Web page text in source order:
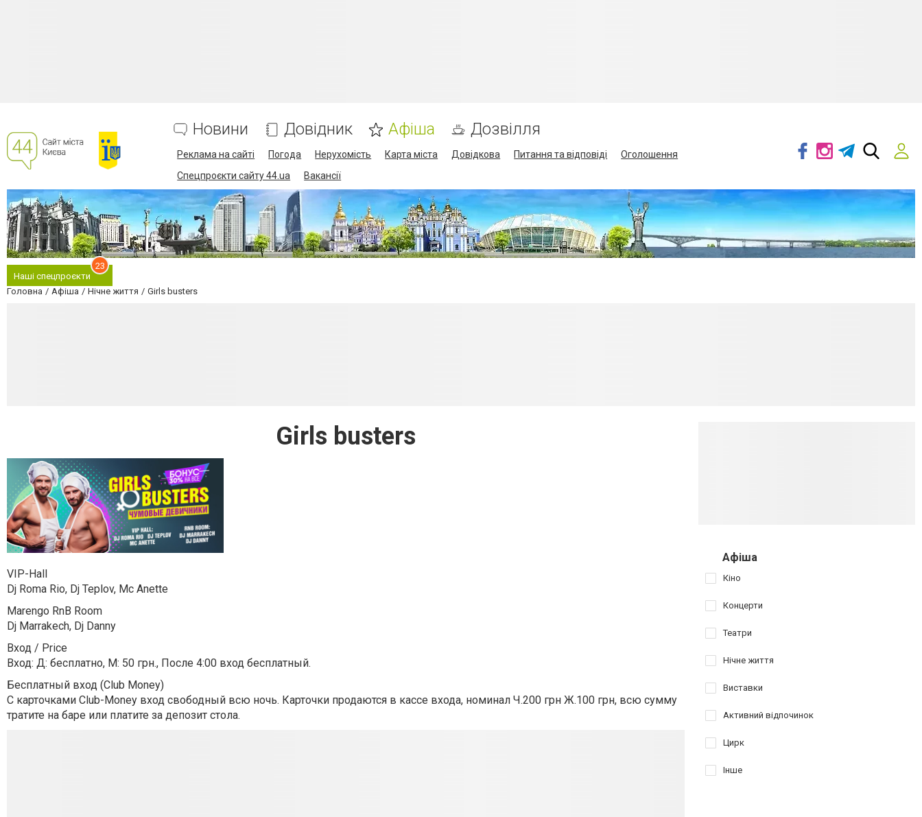
Новини Довідник Афіша Дозвілля
Реклама на сайті Погода Нерухомість Карта міста Довідкова Питання та відповіді
Оголошення
Спецпроєкти сайту 44.ua
Вакансії
Наші спецпроєкти
23
Головна Афіша Нічне життя Girls busters
Girls busters
VIP-Hall
Dj Roma Rio, Dj Teplov, Mc Anette
Marengo RnB Room
Dj Marrakech, Dj Danny
Вход / Price
Вход: Д: бесплатно, М: 50 грн., После 4:00 вход бесплатный.
Бесплатный вход (Club Money)
С карточками Club-Money вход свободный всю ночь. Карточки продаются в кассе входа, номинал Ч.200 грн Ж.100 грн, всю сумму
тратите на баре или платите за депозит стола.
Афіша
Кіно
Концерти
Театри
Нічне життя
Виставки
Активний відпочинок
Цирк
Інше